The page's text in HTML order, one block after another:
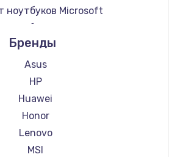
ноутбуков Microsoft
ноутбуков Alienware
ноутбуков Aquarius
ноутбуков Gigabyte
ноутбуков Aorus
ноутбуков Maibenben
ноутбуков Getac
ноутбуков Epson
ноутбуков Philips
Бренды
Asus
HP
Huawei
Honor
Lenovo
MSI